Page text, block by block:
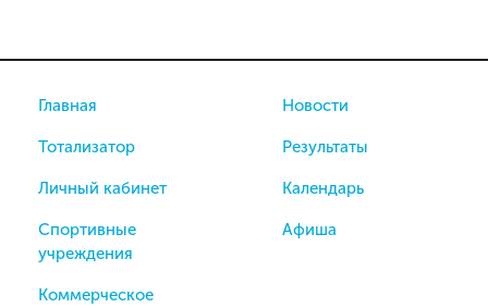
Главная
Тотализатор
Личный кабинет
Спортивные
учреждения
Коммерческое
Новости
Результаты
Календарь
Афиша